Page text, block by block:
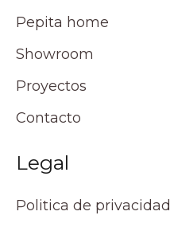
Pepita home
Showroom
Proyectos
Contacto
Legal
Politica de privacidad